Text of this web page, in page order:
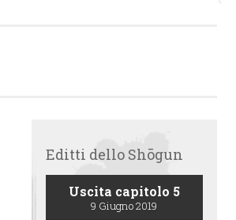
Editti dello Shōgun
Uscita capitolo 5
9 Giugno 2019